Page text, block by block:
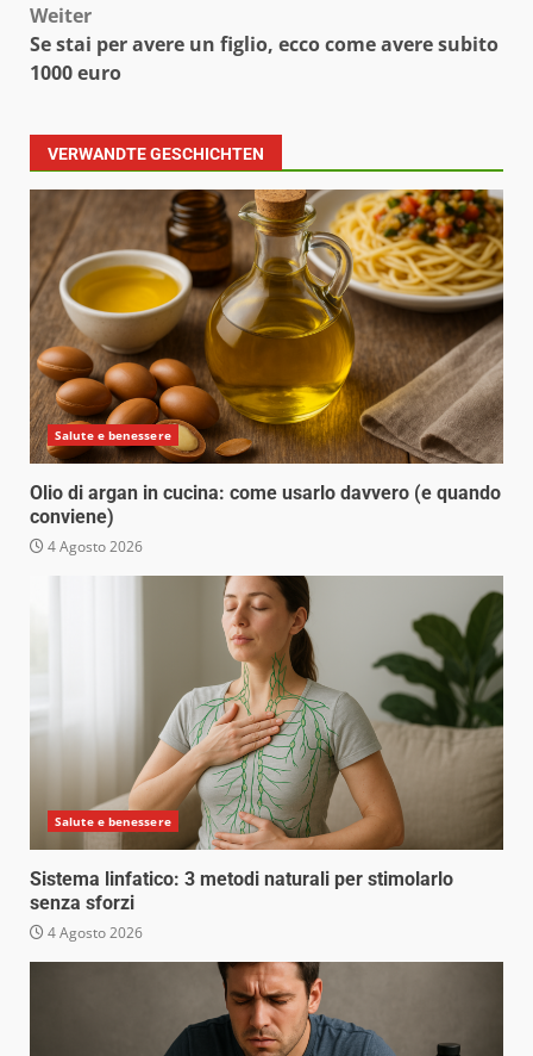
Weiter
Se stai per avere un figlio, ecco come avere subito
1000 euro
VERWANDTE GESCHICHTEN
Salute e benessere
Olio di argan in cucina: come usarlo davvero (e quando
conviene)
4 Agosto 2026
Salute e benessere
Sistema linfatico: 3 metodi naturali per stimolarlo
senza sforzi
4 Agosto 2026